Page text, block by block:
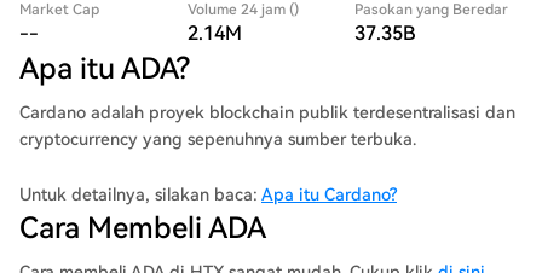
Market Cap
--
Volume 24 jam ()
2.14M
Pasokan yang Beredar
37.35B
Apa itu ADA?
Cardano adalah proyek blockchain publik terdesentralisasi dan
cryptocurrency yang sepenuhnya sumber terbuka.
Untuk detailnya, silakan baca: Apa itu Cardano?
Cara Membeli ADA